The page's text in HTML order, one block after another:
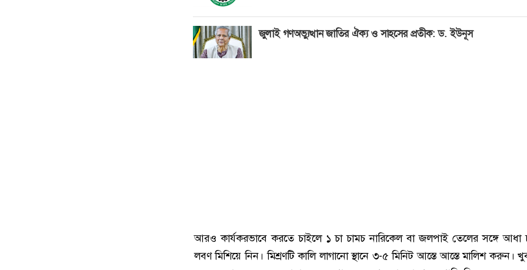
জুলাই গণঅভ্যুত্থান জাতির ঐক্য ও সাহসের প্রতীক: ড. ইউনূস
আরও কার্যকরভাবে করতে চাইলে ১ চা চামচ নারিকেল বা জলপাই তেলের সঙ্গে আধা
লবণ মিশিয়ে নিন। মিশ্রণটি কালি লাগানো স্থানে ৩-৫ মিনিট আস্তে আস্তে মালিশ করুন।